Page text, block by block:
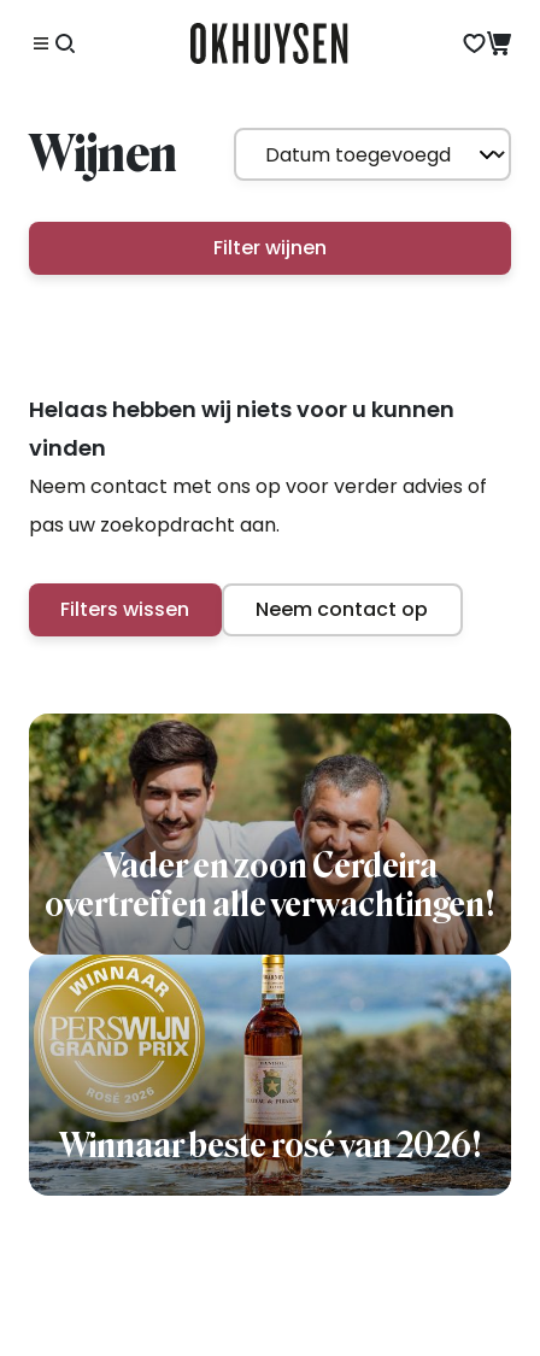
Wijnen
Filter wijnen
Helaas hebben wij niets voor u kunnen
vinden
Neem contact met ons op voor verder advies of
pas uw zoekopdracht aan.
Filters wissen Neem contact op
Vader en zoon Cerdeira
overtreffen alle verwachtingen!
Winnaar beste rosé van 2026!